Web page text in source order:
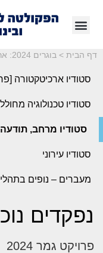
דף הבית > בוגרים 2024: ארכיטקטורה ואדריכלות נוף
סטודיו ארכיטקטורה
סטודיו טכנולוגיה
סטודיו מרחב, תודעה
סטודיו עירוני
מעברים – נופים
נפקדים
פרויקט גמר 2024